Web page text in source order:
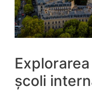
școli